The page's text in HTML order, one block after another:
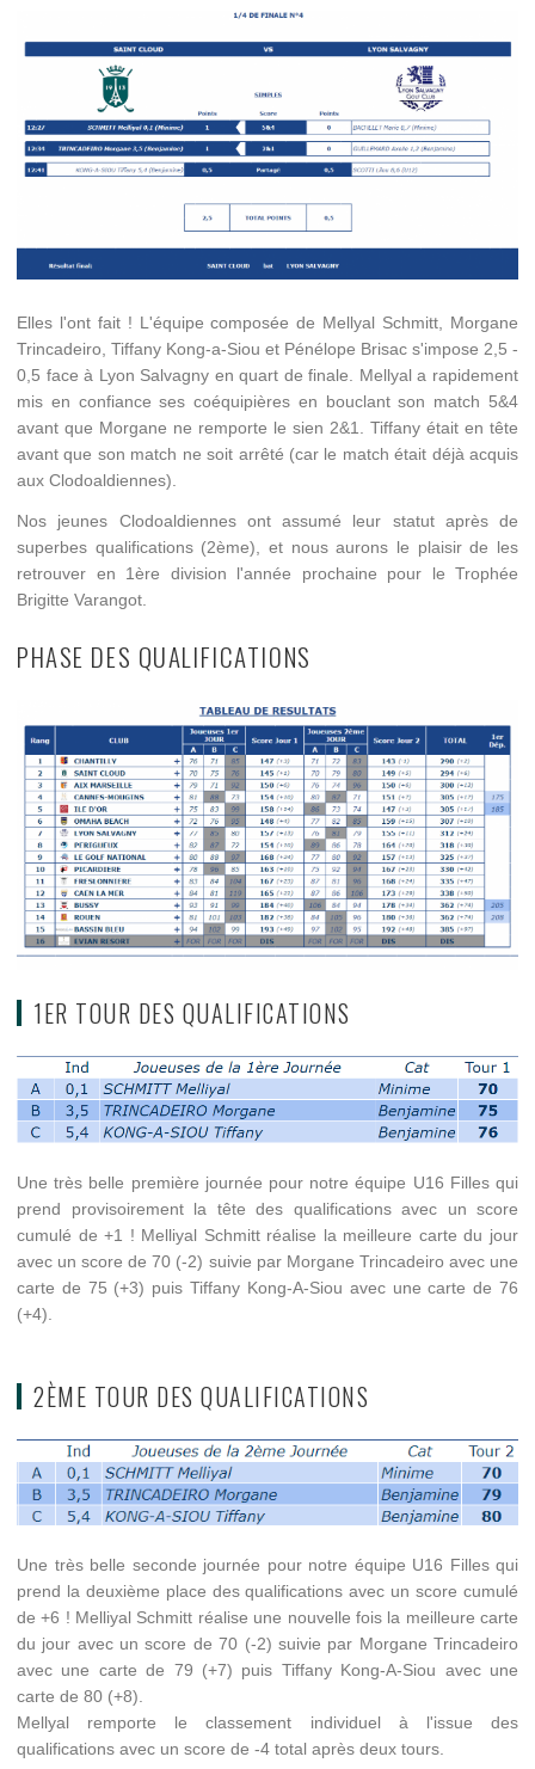
Elles l'ont fait ! L'équipe composée de Mellyal Schmitt, Morgane
Trincadeiro, Tiffany Kong-a-Siou et Pénélope Brisac s'impose 2,5 -
0,5 face à Lyon Salvagny en quart de finale. Mellyal a rapidement
mis en confiance ses coéquipières en bouclant son match 5&4
avant que Morgane ne remporte le sien 2&1. Tiffany était en tête
avant que son match ne soit arrêté (car le match était déjà acquis
aux Clodoaldiennes).
Nos jeunes Clodoaldiennes ont assumé leur statut après de
superbes qualifications (2ème), et nous aurons le plaisir de les
retrouver en 1ère division l'année prochaine pour le Trophée
Brigitte Varangot.
PHASE DES QUALIFICATIONS
1ER TOUR DES QUALIFICATIONS
Une très belle première journée pour notre équipe U16 Filles qui
prend provisoirement la tête des qualifications avec un score
cumulé de +1 ! Melliyal Schmitt réalise la meilleure carte du jour
avec un score de 70 (-2) suivie par Morgane Trincadeiro avec une
carte de 75 (+3) puis Tiffany Kong-A-Siou avec une carte de 76
(+4).
2ÈME TOUR DES QUALIFICATIONS
Une très belle seconde journée pour notre équipe U16 Filles qui
prend la deuxième place des qualifications avec un score cumulé
de +6 ! Melliyal Schmitt réalise une nouvelle fois la meilleure carte
du jour avec un score de 70 (-2) suivie par Morgane Trincadeiro
avec une carte de 79 (+7) puis Tiffany Kong-A-Siou avec une
carte de 80 (+8).
Mellyal remporte le classement individuel à l'issue des
qualifications avec un score de -4 total après deux tours.